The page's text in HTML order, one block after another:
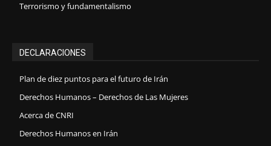
Terrorismo y fundamentalismo
DECLARACIONES
Plan de diez puntos para el futuro de Irán
Derechos Humanos – Derechos de Las Mujeres
Acerca de CNRI
Derechos Humanos en Irán